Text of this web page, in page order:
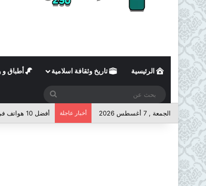
الرئيسية تاريخ وثقافة اسلامية أطباق
عن
الجمعة , 7 أغسطس 2026 أخبار عاجلة أفضل 10 هواتف في الفئة المتوسطة لعام 2026